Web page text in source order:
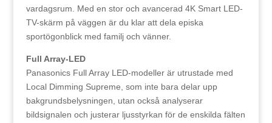
vardagsrum. Med en stor och avancerad 4K Smart LED-
TV-skärm på väggen är du klar att dela episka
sportögonblick med familj och vänner.
Full Array-LED
Panasonics Full Array LED-modeller är utrustade med
Local Dimming Supreme, som inte bara delar upp
bakgrundsbelysningen, utan också analyserar
bildsignalen och justerar ljusstyrkan för de enskilda fälten